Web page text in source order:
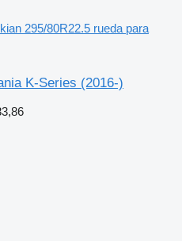
295/80R22.5 rueda para
K-Series (2016-)